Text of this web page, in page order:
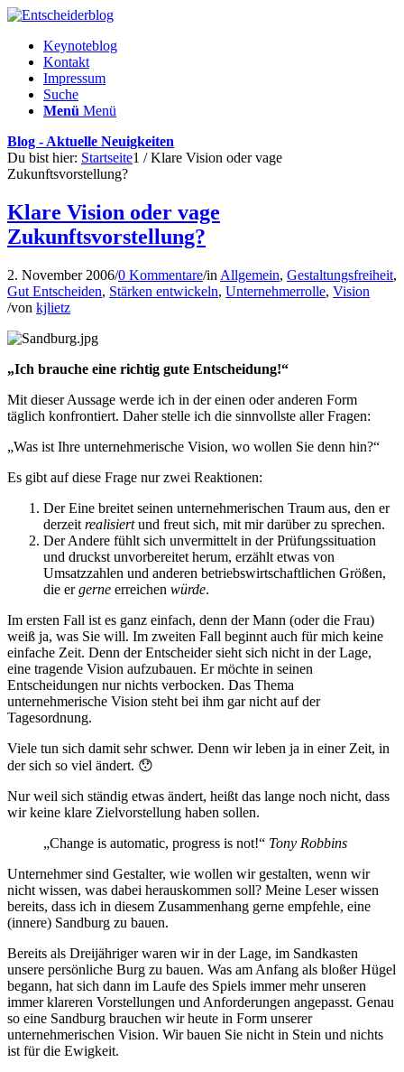
Keynoteblog
Kontakt
Impressum
Suche
Menü Menü
Blog - Aktuelle Neuigkeiten
Du bist hier: Startseite1 / Klare Vision oder vage
Zukunftsvorstellung?
Klare Vision oder vage
Zukunftsvorstellung?
2. November 2006/0 Kommentare/in Allgemein, Gestaltungsfreiheit,
Gut Entscheiden, Stärken entwickeln, Unternehmerrolle, Vision
/von kjlietz
„Ich brauche eine richtig gute Entscheidung!“
Mit dieser Aussage werde ich in der einen oder anderen Form
täglich konfrontiert. Daher stelle ich die sinnvollste aller Fragen:
„Was ist Ihre unternehmerische Vision, wo wollen Sie denn hin?“
Es gibt auf diese Frage nur zwei Reaktionen:
Der Eine breitet seinen unternehmerischen Traum aus, den er
derzeit realisiertund freut sich, mit mir darüber zu sprechen.
Der Andere fühlt sich unvermittelt in der Prüfungssituation
und druckst unvorbereitet herum, erzählt etwas von
Umsatzzahlen und anderen betriebswirtschaftlichen Größen,
die ergerne erreichen würde.
Im ersten Fall ist es ganz einfach, denn der Mann (oder die Frau)
weiß ja, was Sie will. Im zweiten Fall beginnt auch für mich keine
einfache Zeit. Denn der Entscheider sieht sich nicht in der Lage,
eine tragende Vision aufzubauen. Er möchte in seinen
Entscheidungen nur nichts verbocken. Das Thema
unternehmerische Vision steht bei ihm gar nicht auf der
Tagesordnung.
Viele tun sich damit sehr schwer. Denn wir leben ja in einer Zeit, in
der sich so viel ändert. 😯
Nur weil sich ständig etwas ändert, heißt das lange noch nicht, dass
wir keine klare Zielvorstellung haben sollen.
„Change is automatic, progress is not!“ Tony Robbins
Unternehmer sind Gestalter, wie wollen wir gestalten, wenn wir
nicht wissen, was dabei herauskommen soll? Meine Leser wissen
bereits, dass ich in diesem Zusammenhang gerne empfehle, eine
(innere) Sandburg zu bauen.
Bereits als Dreijähriger waren wir in der Lage, im Sandkasten
unsere persönliche Burg zu bauen. Was am Anfang als bloßer Hügel
begann, hat sich dann im Laufe des Spiels immer mehr unseren
immer klareren Vorstellungen und Anforderungen angepasst. Genau
so eine Sandburg brauchen wir heute in Form unserer
unternehmerischen Vision. Wir bauen Sie nicht in Stein und nichts
ist für die Ewigkeit.